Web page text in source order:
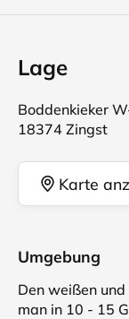
Lage
Boddenkieker
18374 Zingst
Karte
Umgebung
Den weißen
man in 10 - 15